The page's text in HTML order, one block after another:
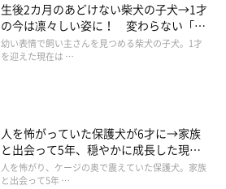
生後2カ月のあどけない柴犬の子犬→1才
の今は凛々しい姿に！ 変わらない「く
りくりおめめ」にもほっこり
幼い表情で飼い主さんを見つめる柴犬の子犬。1才
を迎えた現在は …
人を怖がっていた保護犬が6才に→家族
と出会って5年、穏やかに成長した現在
の姿にグッとくる
人を怖がり、ケージの奥で震えていた保護犬。家族
と出会って5年 …